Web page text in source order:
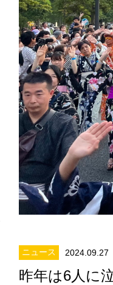
ニュース 2024.09.27
昨年は6人に